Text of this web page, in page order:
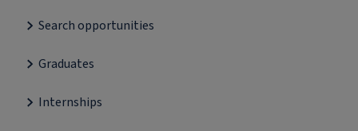
Search opportunities
Graduates
Internships